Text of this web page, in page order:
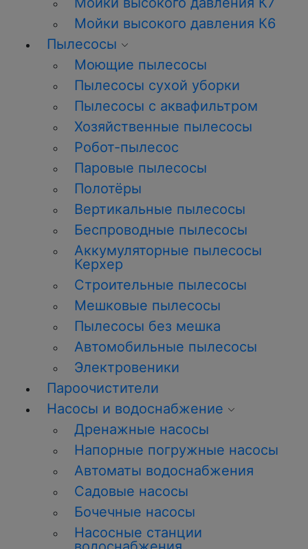
Мойки высокого давления К6
Пылесосы
Моющие пылесосы
Пылесосы сухой уборки
Пылесосы с аквафильтром
Хозяйственные пылесосы
Робот-пылесос
Паровые пылесосы
Полотёры
Вертикальные пылесосы
Беспроводные пылесосы
Аккумуляторные пылесосы
Керхер
Строительные пылесосы
Мешковые пылесосы
Пылесосы без мешка
Автомобильные пылесосы
Электровеники
Пароочистители
Насосы и водоснабжение
Дренажные насосы
Напорные погружные насосы
Автоматы водоснабжения
Садовые насосы
Бочечные насосы
Насосные станции